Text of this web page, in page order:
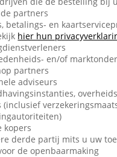
partners
betalings- en
hier hun
en/of
partners
adviseurs
(inclusief
kopers
derde partij mits u uw
de openbaarmaking